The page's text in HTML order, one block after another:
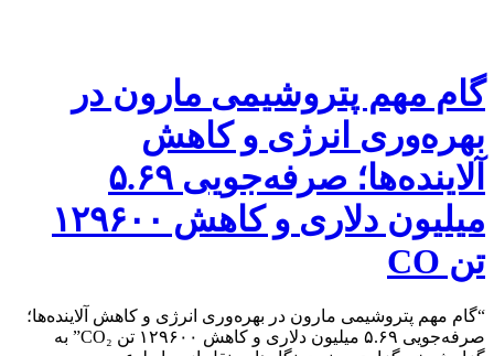
گام مهم پتروشیمی مارون در
بهره‌وری انرژی و کاهش
آلاینده‌ها؛ صرفه‌جویی ۵.۶۹
میلیون دلاری و کاهش ۱۲۹۶۰۰
تن CO
“گام مهم پتروشیمی مارون در بهره‌وری انرژی و کاهش آلاینده‌ها؛
صرفه‌جویی ۵.۶۹ میلیون دلاری و کاهش ۱۲۹۶۰۰ تن CO₂” به